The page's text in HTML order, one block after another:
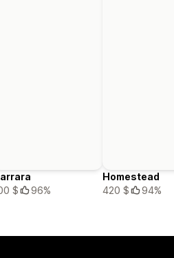
$
96%
Homestead
420 $
94%